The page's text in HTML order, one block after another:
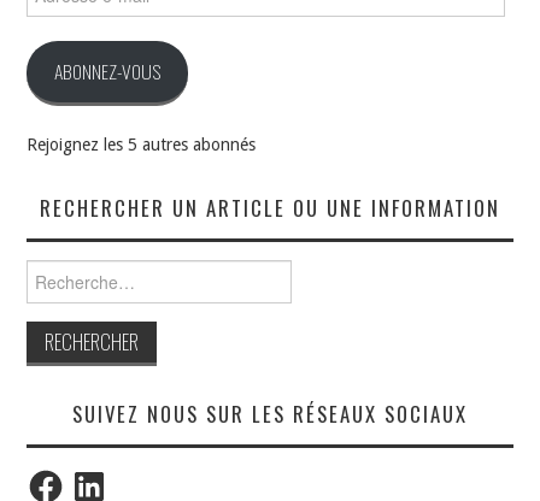
e-
ABONNEZ-VOUS
Rejoignez les 5 autres abonnés
RECHERCHER UN ARTICLE OU UNE INFORMATION
SUIVEZ NOUS SUR LES RÉSEAUX SOCIAUX
FacebookLinkedIn